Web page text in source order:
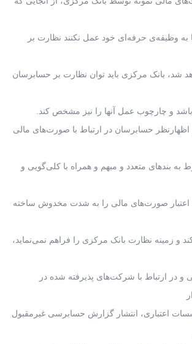
به وظیفه‌ی حرفه‌ای خود عمل نکنند نظارت بر
شد، بانک مرکزی باید توان نظارت بر حسابرسان
باشد و چارچوب عمل آنها را نیز مشخص کند.
حسابرسان در ارتباط با صورت‌های مالی
بندهای متعدد و مبهم و همراه با کلی‌گویی و
اعتبار صورت‌های مالی را به شدت مخدوش ساخته
و زمینه نظارت بانک مرکزی را فراهم نمی‌نماید،
و در ارتباط با شرکت‌های پذیرفته شده در
اعتباری، انتشار گزارش حسابرسی غیرمقبول